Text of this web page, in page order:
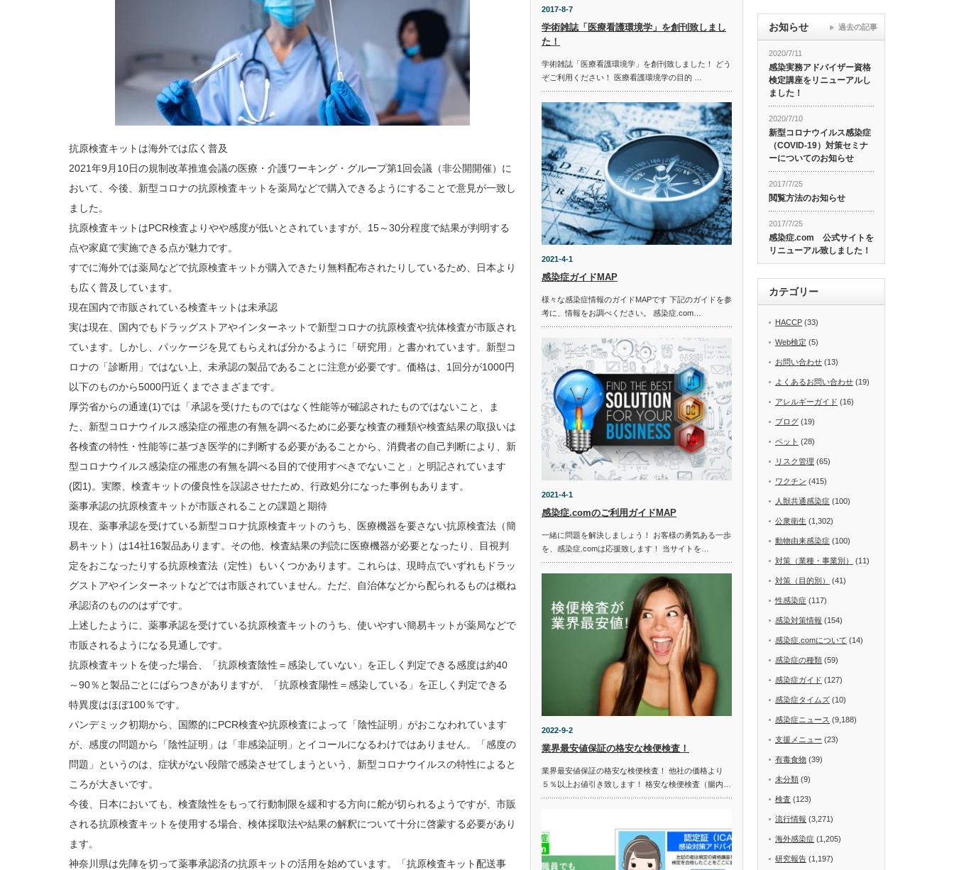
抗原検査キットは海外では広く普及
2021年9月10日の規制改革推進会議の医療・介護ワーキング・グループ第1回会議（非公開開催）に
おいて、今後、新型コロナの抗原検査キットを薬局などで購入できるようにすることで意見が一致し
ました。
抗原検査キットはPCR検査よりやや感度が低いとされていますが、15～30分程度で結果が判明する
点や家庭で実施できる点が魅力です。
すでに海外では薬局などで抗原検査キットが購入できたり無料配布されたりしているため、日本より
も広く普及しています。
現在国内で市販されている検査キットは未承認
実は現在、国内でもドラッグストアやインターネットで新型コロナの抗原検査や抗体検査が市販され
ています。しかし、パッケージを見てもらえれば分かるように「研究用」と書かれています。新型コ
ロナの「診断用」ではない上、未承認の製品であることに注意が必要です。価格は、1回分が1000円
以下のものから5000円近くまでさまざまです。
厚労省からの通達(1)では「承認を受けたものではなく性能等が確認されたものではないこと、ま
た、新型コロナウイルス感染症の罹患の有無を調べるために必要な検査の種類や検査結果の取扱いは
各検査の特性・性能等に基づき医学的に判断する必要があることから、消費者の自己判断により、新
型コロナウイルス感染症の罹患の有無を調べる目的で使用すべきでないこと」と明記されています
(図1)。実際、検査キットの優良性を誤認させたため、行政処分になった事例もあります。
薬事承認の抗原検査キットが市販されることの課題と期待
現在、薬事承認を受けている新型コロナ抗原検査キットのうち、医療機器を要さない抗原検査法（簡
易キット）は14社16製品あります。その他、検査結果の判読に医療機器が必要となったり、目視判
定をおこなったりする抗原検査法（定性）もいくつかあります。これらは、現時点でいずれもドラッ
グストアやインターネットなどでは市販されていません。ただ、自治体などから配られるものは概ね
承認済のもののはずです。
上述したように、薬事承認を受けている抗原検査キットのうち、使いやすい簡易キットが薬局などで
市販されるようになる見通しです。
抗原検査キットを使った場合、「抗原検査陰性＝感染していない」を正しく判定できる感度は約40
～90％と製品ごとにばらつきがありますが、「抗原検査陽性＝感染している」を正しく判定できる
特異度はほぼ100％です。
パンデミック初期から、国際的にPCR検査や抗原検査によって「陰性証明」がおこなわれています
が、感度の問題から「陰性証明」は「非感染証明」とイコールになるわけではありません。「感度の
問題」というのは、症状がない段階で感染させてしまうという、新型コロナウイルスの特性によると
ころが大きいです。
今後、日本においても、検査陰性をもって行動制限を緩和する方向に舵が切られるようですが、市販
される抗原検査キットを使用する場合、検体採取法や結果の解釈について十分に啓蒙する必要があり
ます。
神奈川県は先陣を切って薬事承認済の抗原キットの活用を始めています。「抗原検査キット配送事
2017-8-7
学術雑誌「医療看護環境学」を創刊致しまし
た！
学術雑誌「医療看護環境学」を創刊致しました！ どう
ぞご利用ください！ 医療看護環境学の目的 …
2021-4-1
感染症ガイドMAP
様々な感染症情報のガイドMAPです 下記のガイドを参
考に、情報をお調べください。 感染症.com…
2021-4-1
感染症.comのご利用ガイドMAP
一緒に問題を解決しましょう！ お客様の勇気ある一歩
を、感染症.comは応援致します！ 当サイトを…
2022-9-2
業界最安値保証の格安な検便検査！
業界最安値保証の格安な検便検査！ 他社の価格より
５％以上お値引き致します！ 格安な検便検査（腸内…
お知らせ
2020/7/11
感染実務アドバイザー資格
検定講座をリニューアルし
ました！
2020/7/10
新型コロナウイルス感染症
（COVID-19）対策セミナ
ーについてのお知らせ
2017/7/25
閲覧方法のお知らせ
2017/7/25
感染症.com 公式サイトを
リニューアル致しました！
過去の記事
カテゴリー
HACCP (33)
Web検定 (5)
お問い合わせ (13)
よくあるお問い合わせ (19)
アレルギーガイド (16)
ブログ (19)
ペット (28)
リスク管理 (65)
ワクチン (415)
人獣共通感染症 (100)
公衆衛生 (1,302)
動物由来感染症 (100)
対策（業種・事業別） (11)
対策（目的別） (41)
性感染症 (117)
感染対策情報 (154)
感染症.comについて (14)
感染症の種類 (59)
感染症ガイド (127)
感染症タイムズ (10)
感染症ニュース (9,188)
支援メニュー (23)
有毒食物 (39)
未分類 (9)
検査 (123)
流行情報 (3,271)
海外感染症 (1,205)
研究報告 (1,197)